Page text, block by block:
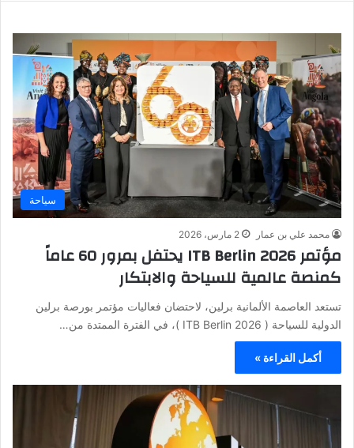
سياحة
محمد علي بن عمار 2 مارس، 2026
مؤتمر ITB Berlin 2026 يحتفل بمرور 60 عاماً
كمنصة عالمية للسياحة والابتكار
تستعد العاصمة الألمانية برلين، لاحتضان فعاليات مؤتمر بورصة برلين
الدولية للسياحة ( ITB Berlin 2026 )، في الفترة الممتدة من…
أكمل القراءة »